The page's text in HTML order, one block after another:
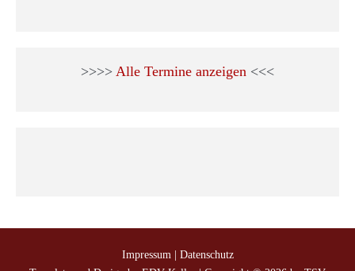
>>>> Alle Termine anzeigen <<<
Impressum
Datenschutz